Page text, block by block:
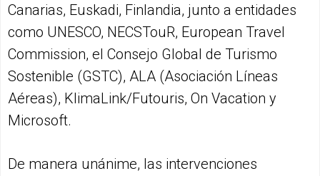
Canarias, Euskadi, Finlandia, junto a entidades
como UNESCO, NECSTouR, European Travel
Commission, el Consejo Global de Turismo
Sostenible (GSTC), ALA (Asociación Líneas
Aéreas), KlimaLink/Futouris, On Vacation y
Microsoft.
De manera unánime, las intervenciones